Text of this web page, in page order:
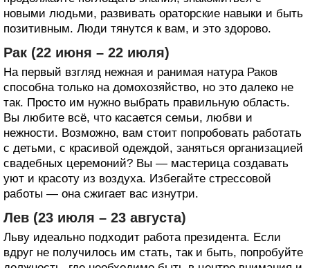
новыми людьми, развивать ораторские навыки и быть
позитивным. Люди тянутся к вам, и это здорово.
Рак (22 июня – 22 июля)
На первый взгляд нежная и ранимая натура Раков
способна только на домохозяйство, но это далеко не
так. Просто им нужно выбрать правильную область.
Вы любите всё, что касается семьи, любви и
нежности. Возможно, вам стоит попробовать работать
с детьми, с красивой одеждой, заняться организацией
свадебных церемоний? Вы — мастерица создавать
уют и красоту из воздуха. Избегайте стрессовой
работы — она сжигает вас изнутри.
Лев (23 июля – 23 августа)
Льву идеально подходит работа президента. Если
вдруг не получилось им стать, так и быть, попробуйте